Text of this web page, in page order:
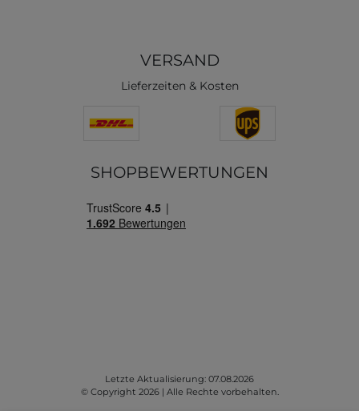
VERSAND
Lieferzeiten & Kosten
SHOPBEWERTUNGEN
Letzte Aktualisierung: 07.08.2026
© Copyright 2026 | Alle Rechte vorbehalten.